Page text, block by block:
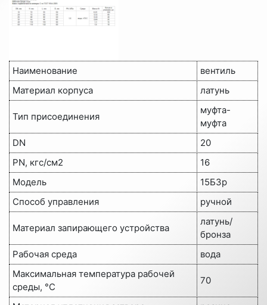
Наименование
вентиль
Материал корпуса
латунь
Тип присоединения
муфта-
муфта
DN
20
PN, кгс/см2
16
Модель
15Б3р
Способ управления
ручной
Материал запирающего устройства
латунь/
бронза
Рабочая среда
вода
Максимальная температура рабочей
среды, °C
70